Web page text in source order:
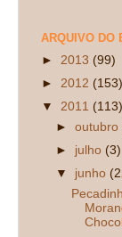
ARQUIVO DO
► 2013 (99)
► 2012 (153)
▼ 2011 (113)
►outubro
► julho (3)
▼ junho